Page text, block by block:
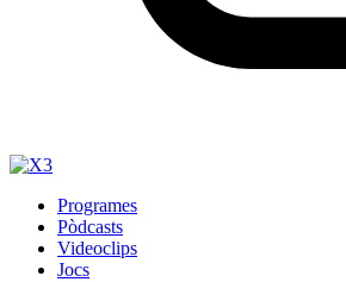
Programes
Pòdcasts
Videoclips
Jocs